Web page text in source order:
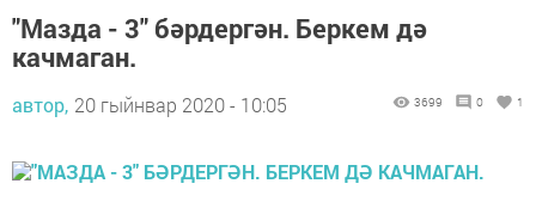
"Мазда - 3" бәрдергән. Беркем дә
качмаган.
автор, 20 гыйнвар 2020 - 10:05 3699 0 1